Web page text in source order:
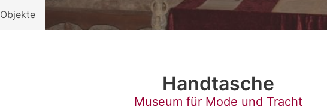
Objekte
Handtasche
Museum für Mode und Tracht